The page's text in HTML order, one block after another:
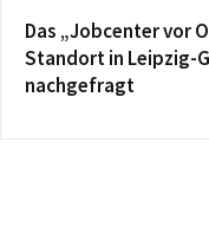
Das „Jobcenter vor
Standort in Leipzig-
nachgefragt